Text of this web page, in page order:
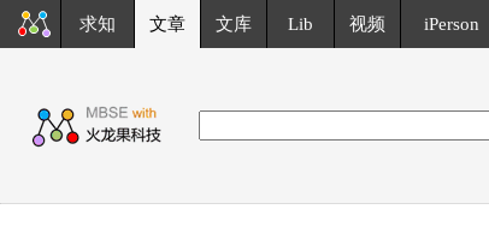
求知 文章 文库 Lib 视频 iPerson